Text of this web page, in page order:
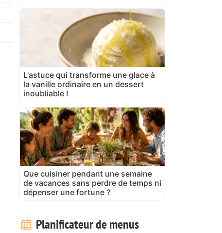
L'astuce qui transforme une glace à
la vanille ordinaire en un dessert
inoubliable !
Que cuisiner pendant une semaine
de vacances sans perdre de temps ni
dépenser une fortune ?
Planificateur de menus